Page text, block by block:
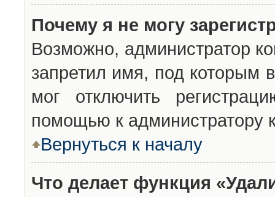
Почему я не могу
Возможно, администратор
запретил имя, под которым
мог отключить
помощью к администратору
Вернуться к началу
Что делает функция